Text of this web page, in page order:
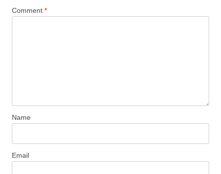
Comment *
Name
Email